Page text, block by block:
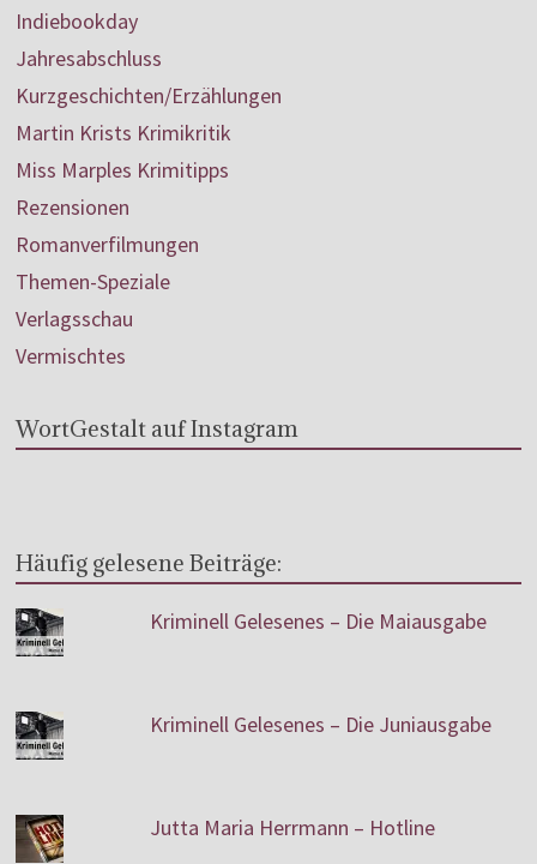
Indiebookday
Jahresabschluss
Kurzgeschichten/Erzählungen
Martin Krists Krimikritik
Miss Marples Krimitipps
Rezensionen
Romanverfilmungen
Themen-Speziale
Verlagsschau
Vermischtes
WortGestalt auf Instagram
Häufig gelesene Beiträge:
Kriminell Gelesenes – Die Maiausgabe
Kriminell Gelesenes – Die Juniausgabe
Jutta Maria Herrmann – Hotline